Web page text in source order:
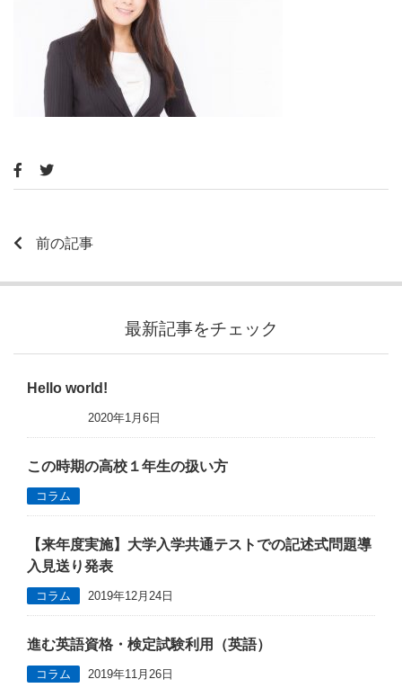
前の記事
最新記事をチェック
Hello world!
2020年1月6日
この時期の高校１年生の扱い方
コラム
【来年度実施】大学入学共通テストでの記述式問題導
入見送り発表
コラム 2019年12月24日
進む英語資格・検定試験利用（英語）
コラム 2019年11月26日